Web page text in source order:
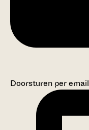
Doorsturen per email